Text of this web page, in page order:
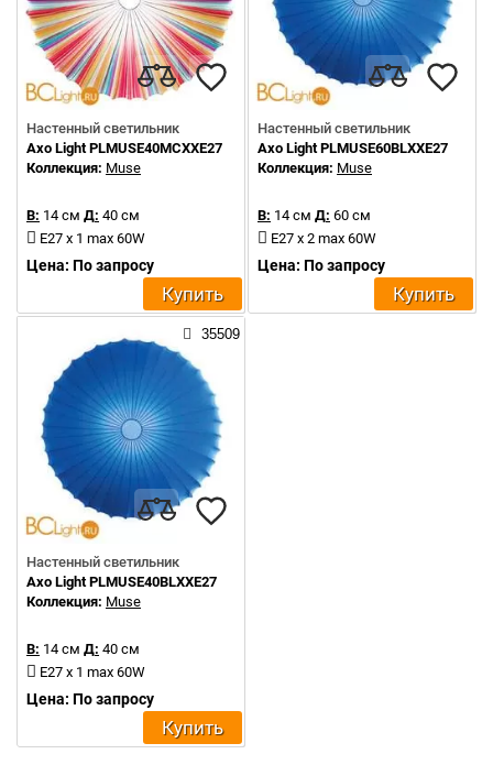
Настенный светильник
Axo Light PLMUSE40MCXXE27
Коллекция: Muse
В: 14 см Д: 40 см
E27 x 1 max 60W
Цена: По запросу
Купить
Настенный светильник
Axo Light PLMUSE60BLXXE27
Коллекция: Muse
В: 14 см Д: 60 см
E27 x 2 max 60W
Цена: По запросу
Купить
35509
Настенный светильник
Axo Light PLMUSE40BLXXE27
Коллекция: Muse
В: 14 см Д: 40 см
E27 x 1 max 60W
Цена: По запросу
Купить